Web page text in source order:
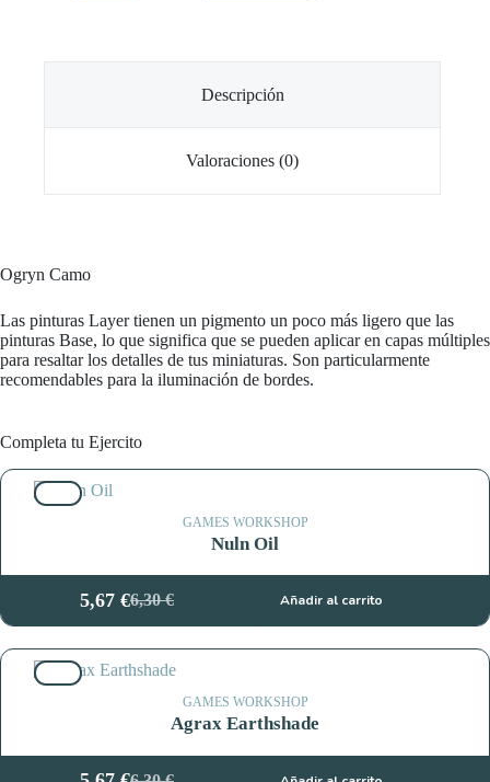
Descripción
Valoraciones (0)
Ogryn Camo
Las pinturas Layer tienen un pigmento un poco más ligero que las
pinturas Base, lo que significa que se pueden aplicar en capas múltiples
para resaltar los detalles de tus miniaturas. Son particularmente
recomendables para la iluminación de bordes.
Completa tu Ejercito
GAMES WORKSHOP
Nuln Oil
6,30€
El
precio
original
era:
5,67 €El
precio
actual
es:
Añadir al carrito
GAMES WORKSHOP
Agrax Earthshade